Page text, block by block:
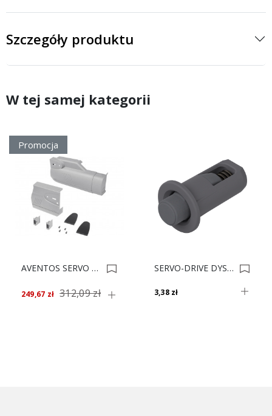
Szczegóły produktu
W tej samej kategorii
Promocja
AVENTOS SERVO ZAŚLEPKI SZARE 21K8000 *** 0005823
249,67 zł 312,09 zł
SERVO-DRIVE DYSTANS 5mm 993.0530.00 0007267
3,38 zł